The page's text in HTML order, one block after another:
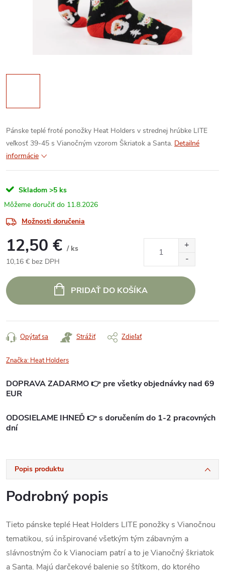
Pánske teplé froté ponožky Heat Holders v strednej hrúbke LITE
veľkosť 39-45 s Vianočným vzorom Škriatok a Santa. Detailné
informácie
Skladom >5 ks
11.8.2026
Možnosti doručenia
12,50 € / ks
10,16 € bez DPH
cena:
PRIDAŤ DO KOŠÍKA
Opýtať sa Strážiť Zdieľať
Značka: Heat Holders
DOPRAVA ZADARMO 👉 pre všetky objednávky nad 69
EUR
ODOSIELAME IHNEĎ 👉 s doručením do 1-2 pracovných
dní
Popis produktu
Podrobný popis
Tieto pánske teplé Heat Holders LITE ponožky s Vianočnou
tematikou, sú inšpirované všetkým tým zábavným a
slávnostným čo k Vianociam patrí a to je Vianočný škriatok
a Santa. Majú darčekové balenie so štítkom, do ktorého